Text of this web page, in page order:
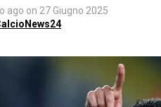
ago on 27 Giugno 2025